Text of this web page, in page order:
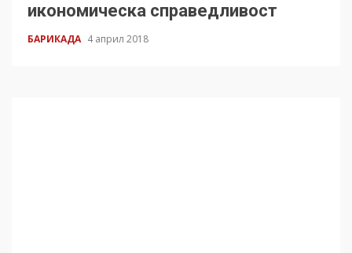
икономическа справедливост
БАРИКАДА 4 април 2018